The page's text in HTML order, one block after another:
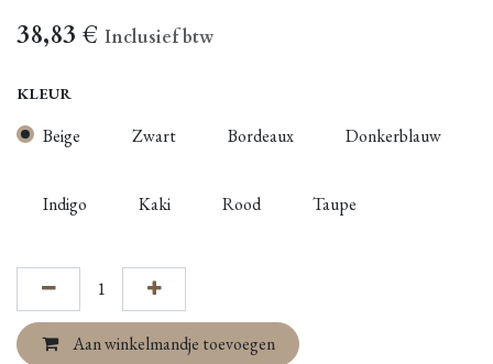
38,83 € Inclusief btw
KLEUR
Beige Zwart Bordeaux Donkerblauw
Indigo Kaki Rood Taupe
Aan winkelmandje toevoegen